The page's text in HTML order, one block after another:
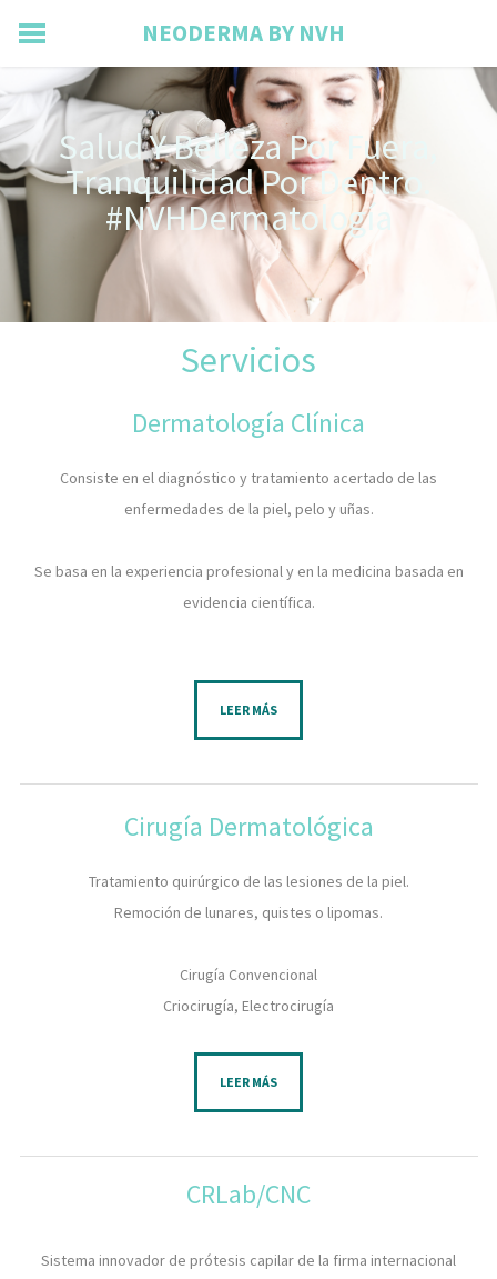
NEODERMA BY NVH
INICIO
ACERCA DE
SERVICIOS
ENFERMEDADES DEL PELO Y UÑAS
UBICACIÓN
AGENDAR CITA
BLOG
Salud Y Belleza Por Fuera,
Tranquilidad Por Dentro.
​#NVHDermatología
Servicios
Dermatología Clínica
Consiste en el diagnóstico y tratamiento acertado de las
enfermedades de la piel, pelo y uñas.
Se basa en la experiencia profesional y en la medicina basada en
evidencia científica.
LEER MÁS
Cirugía Dermatológica
Tratamiento quirúrgico de las lesiones de la piel.
Remoción de lunares, quistes o lipomas.
Cirugía Convencional
​Criocirugía, Electrocirugía
LEER MÁS
CRLab/CNC
Sistema innovador de prótesis capilar de la firma internacional